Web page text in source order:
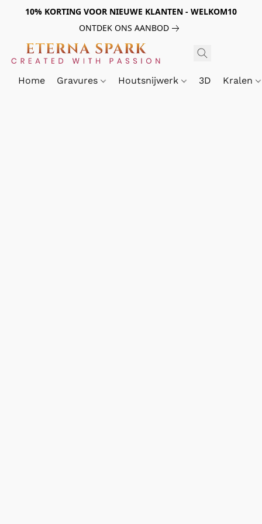
10% KORTING VOOR NIEUWE KLANTEN - WELKOM10
ONTDEK ONS AANBOD
Home Gravures Houtsnijwerk 3D Kralen